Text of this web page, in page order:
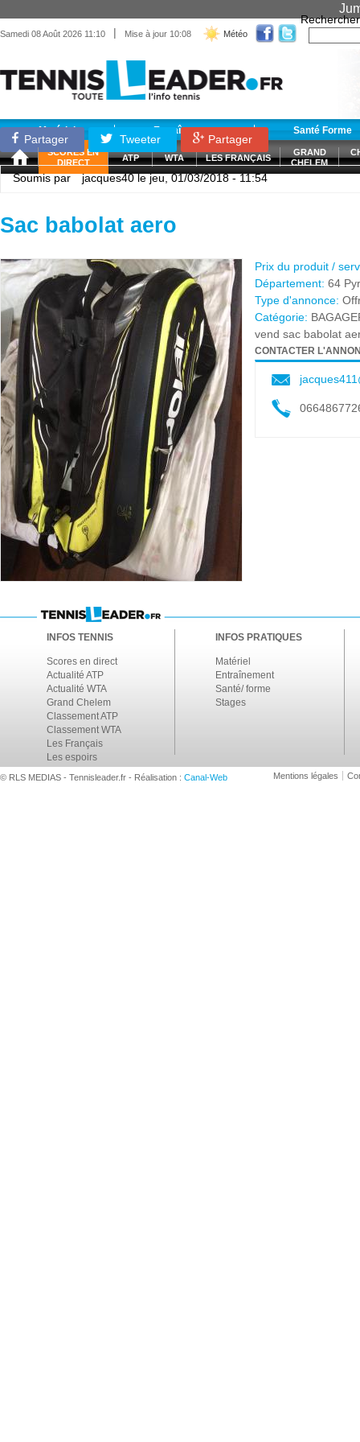
Samedi 08 Août 2026 11:10 | Mise à jour 10:08 Météo
Rechercher
Matériel Entraînement Santé Forme
SCORES EN
DIRECT
ATP WTA LES FRANÇAIS
GRAND
CHELEM
Partager Tweeter Partager
Soumis par jacques40le jeu, 01/03/2018 - 11:54
Sac babolat aero
Prix du produit /
Département: 64
Type d'annonce:
Catégorie:
vend sac babolat
CONTACTER
INFOS TENNIS
Scores en direct
Actualité ATP
Actualité WTA
Grand Chelem
Classement ATP
Classement WTA
Les Français
Les espoirs
INFOS PRATIQUES
Matériel
Entraînement
Santé/ forme
Stages
© RLS MEDIAS - Tennisleader.fr - Réalisation : Canal-Web Mentions légales